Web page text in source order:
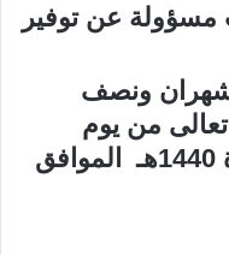
مسؤولة عن توفير
شهران ونصف
تعالى من يوم
الأربعاء 8 جمادى الأخرة 1440هـ الموافق